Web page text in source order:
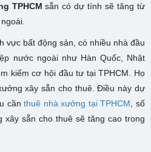
TPHCMsẵn có dự tính sẽ tăng từ
vực bất động sản, có nhiều nhà đầu
nước ngoài như Hàn Quốc, Nhật
kiếm cơ hội đầu tư tại TPHCM. Họ
xây sẵn cho thuê. Điều này dự
cầnthuê nhà xưởng tại TPHCM , số
xây sẵn cho thuê sẽ tăng cao trong